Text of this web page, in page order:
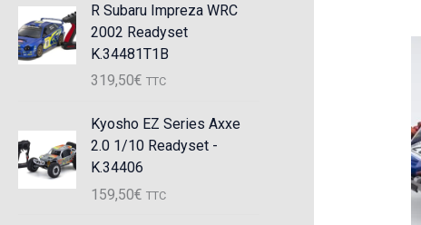
R Subaru Impreza WRC
2002 Readyset
K.34481T1B
319,50€ TTC
Kyosho EZ Series Axxe
2.0 1/10 Readyset -
K.34406
159,50€ TTC